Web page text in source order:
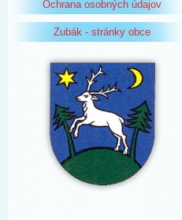
Ochrana osobných údajov
Zubák - stránky obce